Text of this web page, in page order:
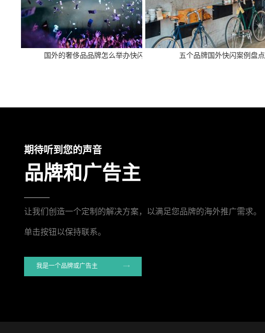
国外的奢侈品品牌怎么举办快闪？ 五个品牌国外快闪案例盘点
期待听到您的声音
品牌和广告主
让我们创造一个定制的解决方案，以满足您品牌的海外推广需求。
单击按钮以保持联系。
我是一个品牌或广告主